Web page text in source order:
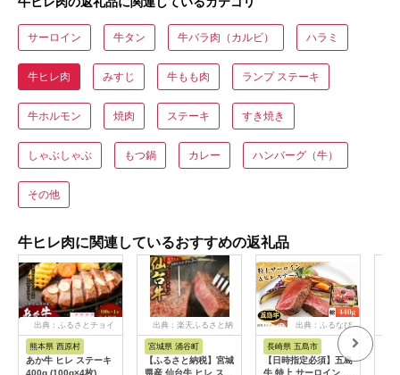
サーロイン 牛タン 牛バラ肉（カルビ） ハラミ
牛ヒレ肉 みすじ 牛もも肉 ランプ ステーキ
牛ホルモン 焼肉 ステーキ すき焼き
しゃぶしゃぶ もつ鍋 カレー ハンバーグ（牛）
その他
牛ヒレ肉に関連しているおすすめの返礼品
出典：ふるさとチョイ
ス
熊本県 西原村
あか牛 ヒレ ステーキ
400g (100g×4枚)
出典：楽天ふるさと納
税
宮城県 涌谷町
【ふるさと納税】宮城
県産 仙台牛 ヒレ ステ
出典：ふるなび
長崎県 五島市
【日時指定必須】五島
牛 特上 サーロイン 約